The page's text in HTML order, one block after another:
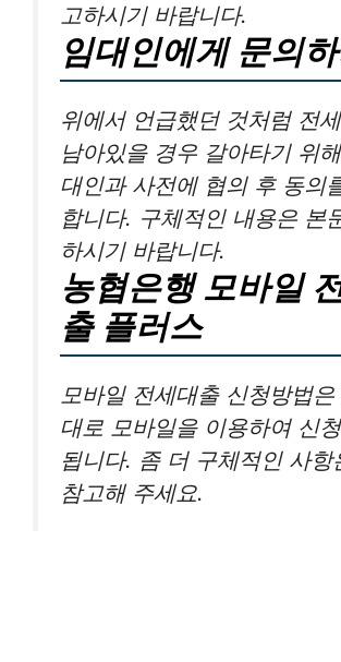
고하시기 바랍니다.
임대인에게 문의
위에서 언급했던 것처럼 전
남아있을 경우 갈아타기 위
대인과 사전에 협의 후 동의
합니다. 구체적인 내용은 본
하시기 바랍니다.
농협은행 모바일
출 플러스
모바일 전세대출 신청방법
대로 모바일을 이용하여 신
됩니다. 좀 더 구체적인 사항
참고해 주세요.